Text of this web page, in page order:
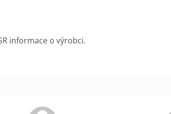
informace o výrobci.